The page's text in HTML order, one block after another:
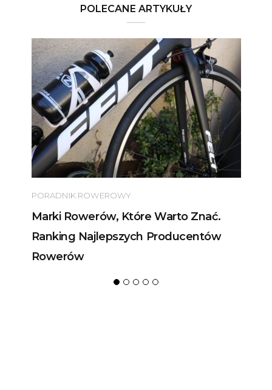
POLECANE ARTYKUŁY
PORADNIK ROWEROWY
Marki Rowerów, Które Warto Znać.
Ranking Najlepszych Producentów
Rowerów